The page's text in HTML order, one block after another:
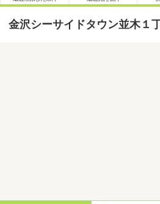
金沢シーサイドタウン並木１